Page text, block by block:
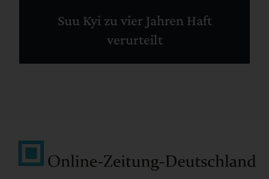
Suu Kyi zu vier Jahren Haft
verurteilt